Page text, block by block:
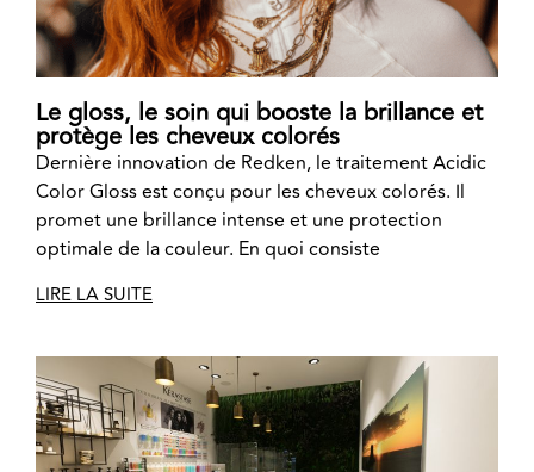
Le gloss, le soin qui booste la brillance et
protège les cheveux colorés
Dernière innovation de Redken, le traitement Acidic
Color Gloss est conçu pour les cheveux colorés. Il
promet une brillance intense et une protection
optimale de la couleur. En quoi consiste
LIRE LA SUITE